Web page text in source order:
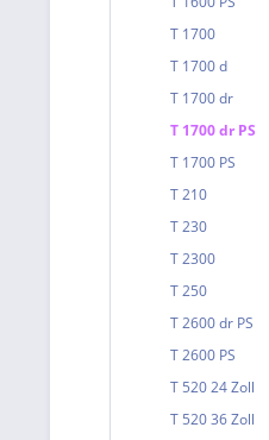
T 1700
T 1700 d
T 1700 dr
T 1700 dr PS
T 1700 PS
T 210
T 230
T 2300
T 250
T 2600 dr PS
T 2600 PS
T 520 24 Zoll
T 520 36 Zoll